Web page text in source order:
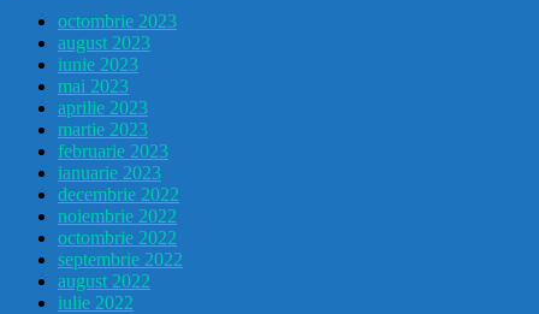
octombrie 2023
august 2023
iunie 2023
mai 2023
aprilie 2023
martie 2023
februarie 2023
ianuarie 2023
decembrie 2022
noiembrie 2022
octombrie 2022
septembrie 2022
august 2022
iulie 2022